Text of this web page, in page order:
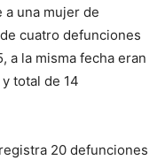
a una mujer de
cuatro defunciones
a la misma fecha eran
total de 14
20 defunciones